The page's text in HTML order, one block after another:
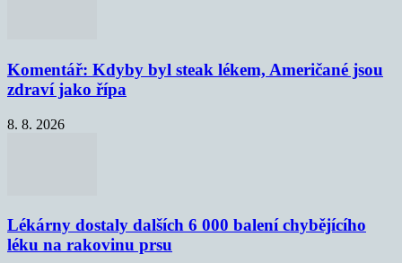
Komentář: Kdyby byl steak lékem, Američané jsou
zdraví jako řípa
8. 8. 2026
Lékárny dostaly dalších 6 000 balení chybějícího
léku na rakovinu prsu